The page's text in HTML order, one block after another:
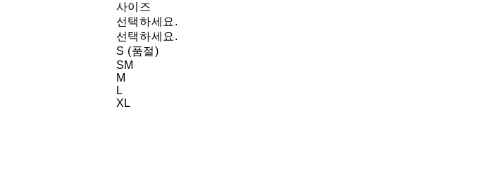
사이즈
선택하세요.
선택하세요.
S (품절)
SM
M
L
XL